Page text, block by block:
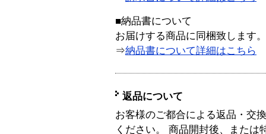
■納品書について
お届けする商品に同梱致します。
⇒納品書について詳細はこちら
返品について
お客様のご都合による返品・交
ください。 商品開封後、または